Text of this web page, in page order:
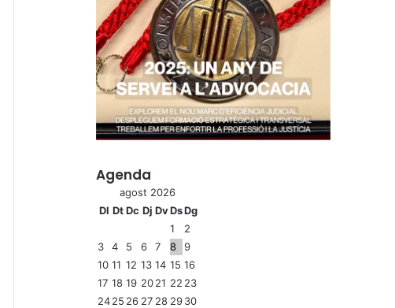
Agenda
agost 2026
Dl Dt Dc Dj DvDsDg
1
2
3
4 5 6 7 8
9
10 11 12 13 14 15 16
17 18 19 2021 22 23
2425 26 27 28 2930